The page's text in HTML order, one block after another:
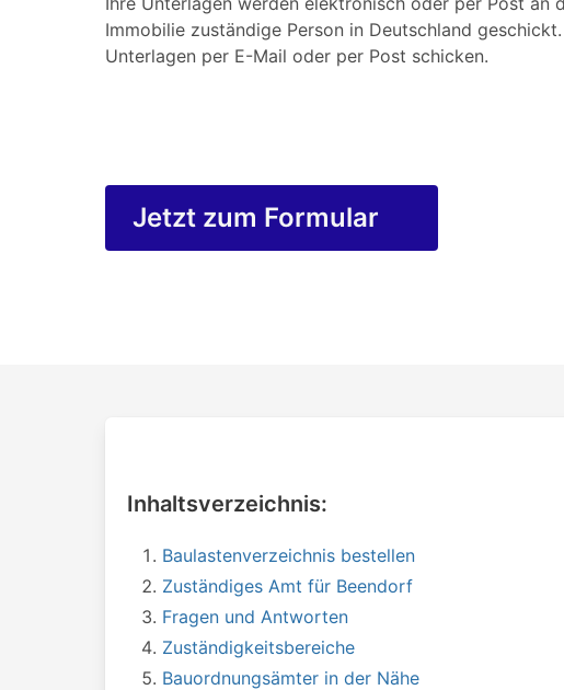
Immobilie zuständige Person in Deutschland
Unterlagen per E-Mail oder per Post schicken.
Jetzt zum Formular
Inhaltsverzeichnis:
Baulastenverzeichnis bestellen
Zuständiges Amt für Beendorf
Fragen und Antworten
Zuständigkeitsbereiche
Bauordnungsämter in der Nähe